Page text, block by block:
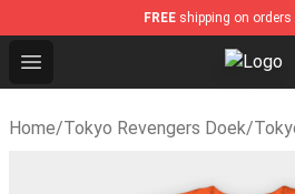
FREE shipping on orders
Open menu Tokyo
Home/Tokyo Revengers Doek/